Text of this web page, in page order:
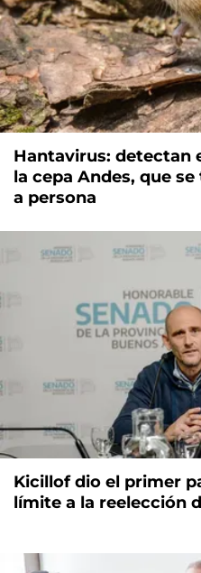
Hantavirus: detectan
la cepa Andes, que
a persona
Kicillof dio el primer
límite a la reelección